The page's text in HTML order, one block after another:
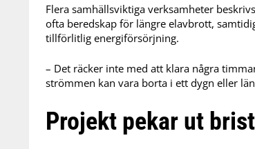
Flera samhällsviktiga verksamheter
ofta beredskap för längre elavbrott,
tillförlitlig energiförsörjning.
– Det räcker inte med att klara några
strömmen kan vara borta i ett dygn eller
Projekt pekar ut